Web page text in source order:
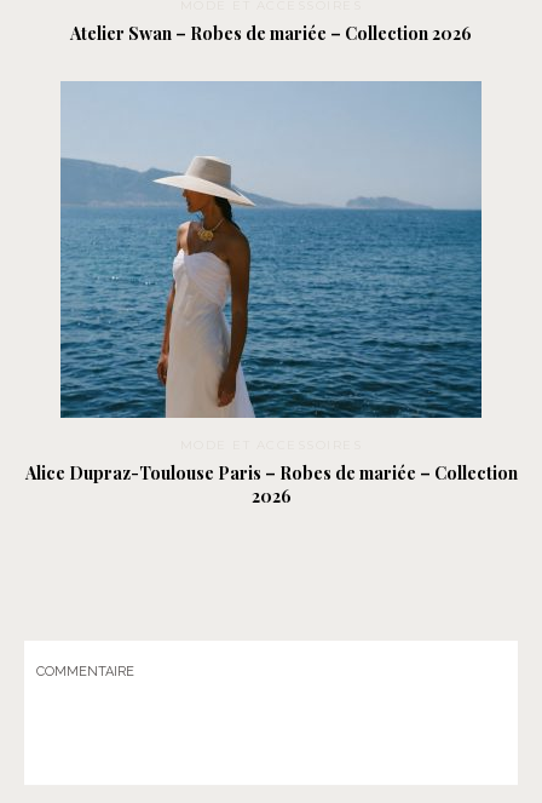
Atelier Swan – Robes de mariée – Collection 2026
Alice Dupraz-Toulouse Paris – Robes de mariée – Collection
2026
COMMENTAIRE